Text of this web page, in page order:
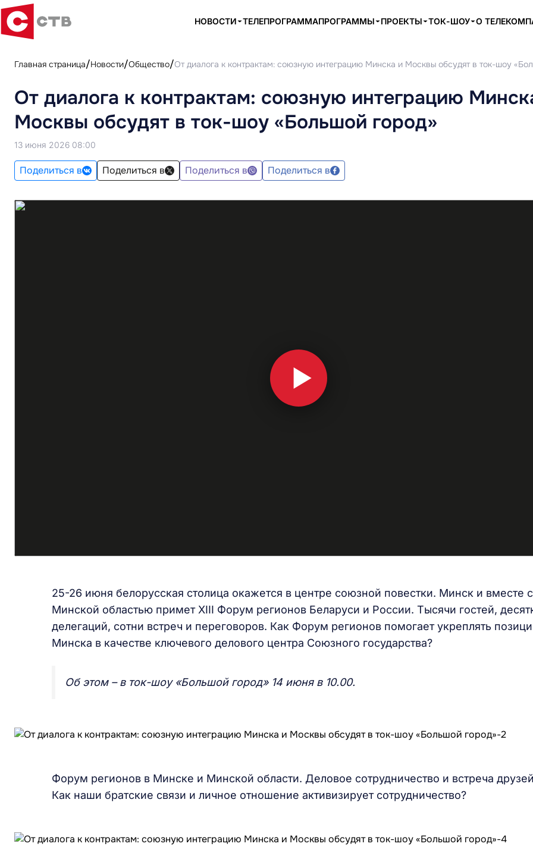
НОВОСТИ ТЕЛЕПРОГРАММАПРОГРАММЫ ПРОЕКТЫ ТОК-ШОУ О
Главная страница Новости Общество От диалога к контрактам: союзную интеграцию Минска и Москвы обсудят в ток-шоу
От диалога к контрактам: союзную интеграцию
Москвы обсудят в ток-шоу «Большой город»
13 июня 2026 08:00
Поделиться в Поделиться в Поделиться в Поделиться в
25-26 июня белорусская столица окажется в центре союзной повестки. Минск и вместе с
Минской областью примет XIII Форум регионов Беларуси и России. Тысячи гостей,
делегаций, сотни встреч и переговоров. Как Форум регионов помогает укреплять
Минска в качестве ключевого делового центра Союзного государства?
Об этом – в ток-шоу «Большой город» 14 июня в 10.00.
Форум регионов в Минске и Минской области. Деловое сотрудничество и встреча
Как наши братские связи и личное отношение активизирует сотрудничество?